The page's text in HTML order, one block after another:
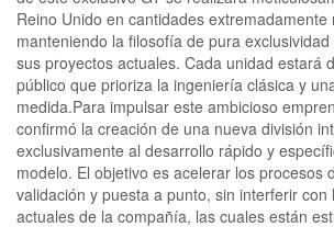
Reino Unido en cantidades extremadamente
manteniendo la filosofía de pura
sus proyectos actuales. Cada unidad estará
público que prioriza la ingeniería clásica y
medida.Para impulsar este ambicioso
confirmó la creación de una nueva división
exclusivamente al desarrollo rápido y
modelo. El objetivo es acelerar los procesos
validación y puesta a punto, sin interferir con
actuales de la compañía, las cuales están